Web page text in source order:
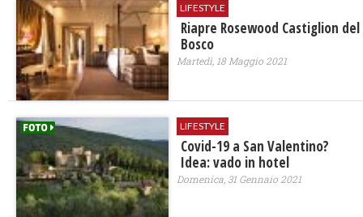
LIFESTYLE
Riapre Rosewood Castiglion del
Bosco
Martedì, 18 Maggio 2021
LIFESTYLE
Covid-19 a San Valentino?
Idea: vado in hotel
Domenica, 31 Gennaio 2021